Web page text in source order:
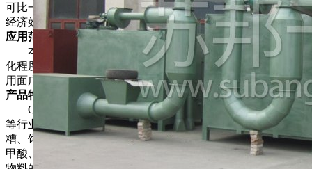
可比一般干燥机干燥有显著提高，用户可在短期内取得较高的
经济效益。
应用范围
本公司生产制造QG气流干燥设备，本产品整个设备自动
化程度高，投资少，耗能低，占用人力和厂房面积比较少，通
用面广，是理想的现代化设备。
产品特点
QG气流干燥机，适用于制药、化工、食品、建材、塑料
等行业的粉状物料的干燥除湿，例如：淀粉、鱼粉、食盐、酒
糟、饲料、面筋、塑料树脂、矿粉、煤粉、糖氯酸、A·S·C笨
甲酸、2·3·酸，聚氯乙酸聚丙稀、硫酸钠、焦亚硫酸钠等多种